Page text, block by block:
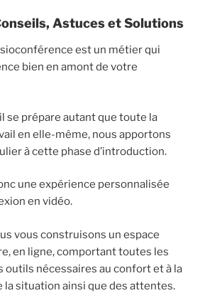
Astuces et Solutions
est un métier qui
bien en amont de votre
se prépare autant que toute la
en elle-même, nous apportons
à cette phase d’introduction.
une expérience personnalisée
en vidéo.
vous construisons un espace
en ligne, comportant toutes les
outils nécessaires au confort et à la
la situation ainsi que des attentes.